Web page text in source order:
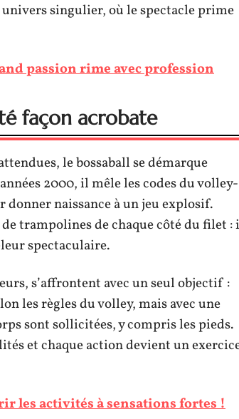
singulier, où le spectacle prime
passion rime avec profession
façon acrobate
le bossaball se démarque
2000, il mêle les codes du volley-
naissance à un jeu explosif.
trampolines de chaque côté du filet :
spectaculaire.
s’affrontent avec un seul objectif :
les règles du volley, mais avec une
sont sollicitées, y compris les pieds.
et chaque action devient un
les activités à sensations fortes !